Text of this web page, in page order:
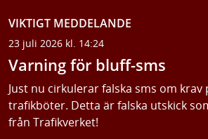
VIKTIGT MEDDELANDE
23 juli 2026 kl. 14:24
Varning för bluff-sms
Just nu cirkulerar falska sms om krav
trafikböter. Detta är falska utskick
från Trafikverket!